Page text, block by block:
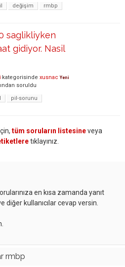
değişim
rmbp
saglikliyken
gidiyor. Nasil
kategorisinde xusnac Yeni
soruldu
pil-sorunu
tüm soruların listesineveya
tıklayınız.
en kısa zamanda yanıt
kullanıcılar cevap versin.
rmbp